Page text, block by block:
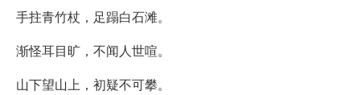
手拄青竹杖，足蹋白石滩。
渐怪耳目旷，不闻人世喧。
山下望山上，初疑不可攀。